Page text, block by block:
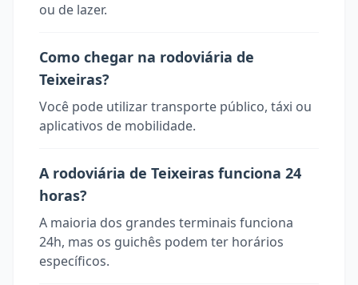
ou de lazer.
Como chegar na rodoviária de
Teixeiras?
Você pode utilizar transporte público, táxi ou
aplicativos de mobilidade.
A rodoviária de Teixeiras funciona 24
horas?
A maioria dos grandes terminais funciona
24h, mas os guichês podem ter horários
específicos.